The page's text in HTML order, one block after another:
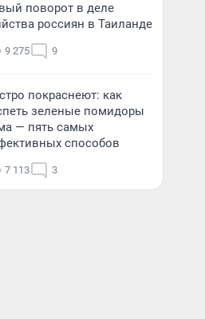
поворот в деле
россиян в Таиланде
9 275 9
покраснеют: как
зеленые помидоры
— пять самых
способов
7 113 3